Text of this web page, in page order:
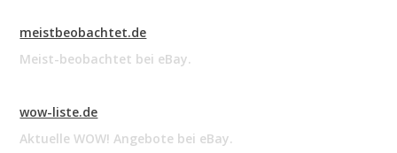
meistbeobachtet.de
Meist-beobachtet bei eBay.
wow-liste.de
Aktuelle WOW! Angebote bei eBay.